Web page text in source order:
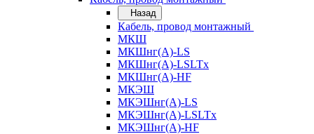
Назад
Кабель, провод монтажный
МКШ
МКШнг(А)-LS
МКШнг(А)-LSLTx
МКШнг(А)-HF
МКЭШ
МКЭШнг(А)-LS
МКЭШнг(А)-LSLTx
МКЭШнг(А)-HF